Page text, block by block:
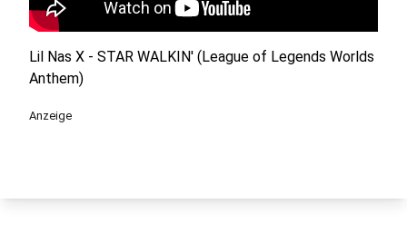
Lil Nas X - STAR WALKIN' (League of Legends Worlds
Anthem)
Anzeige